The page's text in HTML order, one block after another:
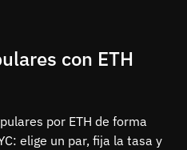
con ETH
por ETH de forma
elige un par, fija la tasa y